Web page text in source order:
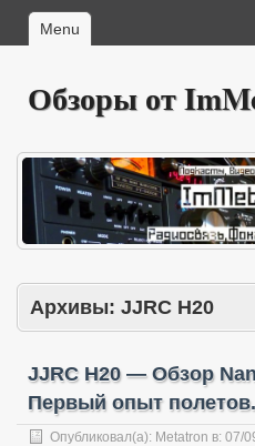
Menu
Обзоры от
Архивы: JJRC H20
JJRC H20 — Обзор
Первый опыт полетов.
Опубликовал(а): Metatron в: 07/